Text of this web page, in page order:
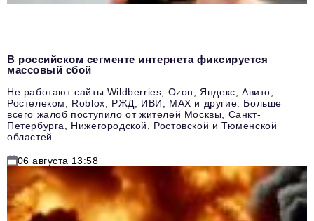
В российском сегменте интернета фиксируется
массовый сбой
Не работают сайты Wildberries, Ozon, Яндекс, Авито,
Ростелеком, Roblox, РЖД, ИВИ, MAX и другие. Больше
всего жалоб поступило от жителей Москвы, Санкт-
Петербурга, Нижегородской, Ростовской и Тюменской
областей.
06 августа 13:58